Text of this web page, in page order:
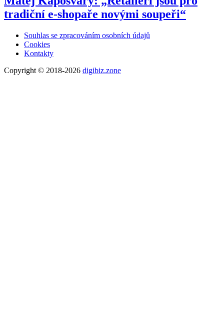
tradiční e-shopaře novými soupeři“
Souhlas se zpracováním osobních údajů
Cookies
Kontakty
Copyright © 2018-2026 digibiz.zone